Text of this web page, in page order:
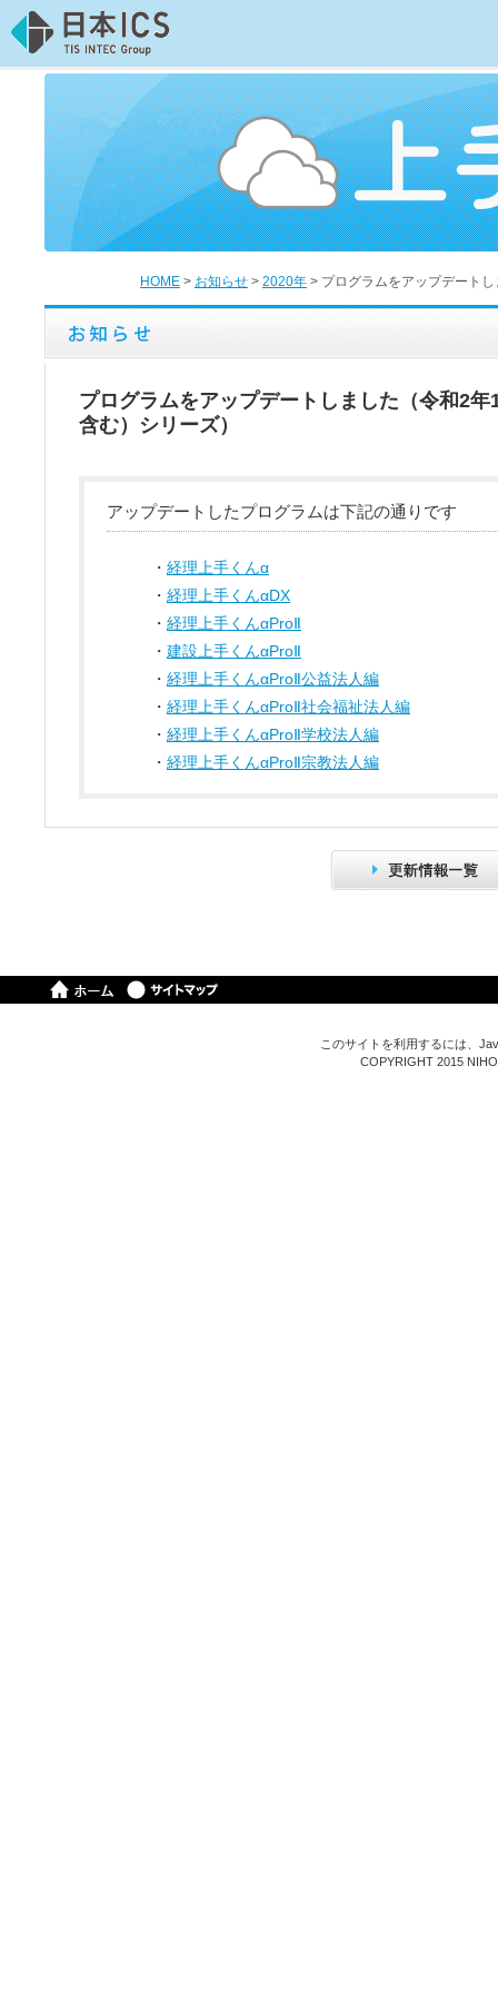
HOME > お知らせ > 2020年 > プログラムをアップデート
プログラムをアップデートしました（令和2
含む）シリーズ）
アップデートしたプログラムは下記の通りです
・ 経理上手くんα
・ 経理上手くんαDX
・ 経理上手くんαProⅡ
・ 建設上手くんαProⅡ
・ 経理上手くんαProⅡ公益法人編
・ 経理上手くんαProⅡ社会福祉法人編
・ 経理上手くんαProⅡ学校法人編
・ 経理上手くんαProⅡ宗教法人編
このサイトを利用するには、
COPYRIGHT 2015